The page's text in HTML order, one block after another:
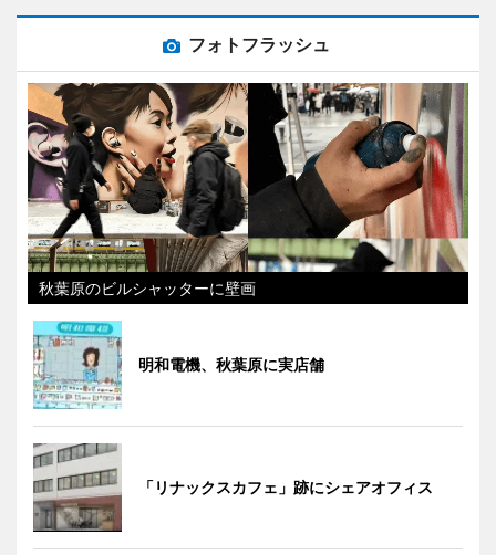
フォトフラッシュ
秋葉原のビルシャッターに壁画
明和電機、秋葉原に実店舗
「リナックスカフェ」跡にシェアオフィス